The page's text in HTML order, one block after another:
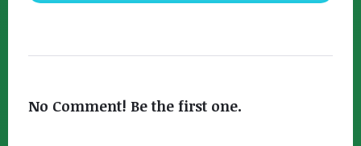
No Comment! Be the first one.